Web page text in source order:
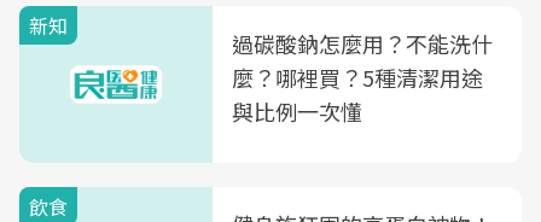
新知
過碳酸鈉怎麼用？不能洗什
麼？哪裡買？5種清潔用途
與比例一次懂
飲食